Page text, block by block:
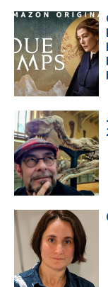
LE
VOIR TOUTES
BD